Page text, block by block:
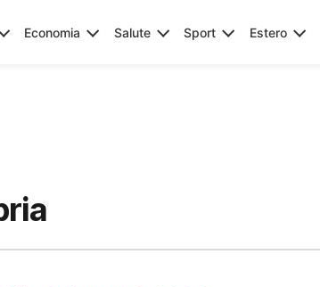
Economia Salute Sport Estero